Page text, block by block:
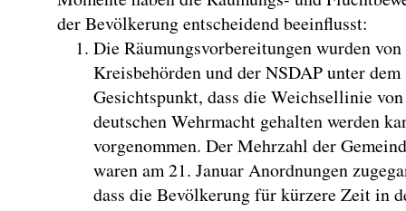
der Bevölkerung entscheidend beeinflusst:
Die Räumungsvorbereitungen wurden von
Kreisbehörden und der NSDAP unter dem
Gesichtspunkt, dass die Weichsellinie
deutschen Wehrmacht gehalten werden
vorgenommen. Der Mehrzahl der
waren am 21. Januar Anordnungen
dass die Bevölkerung für kürzere Zeit in